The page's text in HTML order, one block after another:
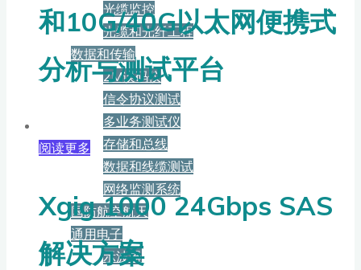
光缆监控
光缆和光纤工程
数据和传输
2M误码仪
信令协议测试
多业务测试仪
存储和总线
数据和线缆测试
网络监测系统
国防航空航天
通用电子
示波器
和10G/40G以太网便携式
分析与测试平台
阅读更多
Xgig 1000 24Gbps SAS
解决方案